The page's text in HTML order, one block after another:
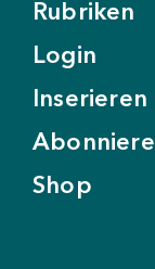
Rubriken
Login
Inserieren
Shop